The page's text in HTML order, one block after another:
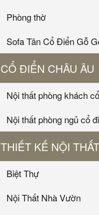
Phòng thờ
Sofa Tân Cổ Điển Gỗ
CỔ ĐIỂN CHÂU ÂU
Nội thất phòng khách
Nội thất phòng ngủ cổ
THIẾT KẾ NỘI THẤT
Biệt Thự
Nội Thất Nhà Vườn